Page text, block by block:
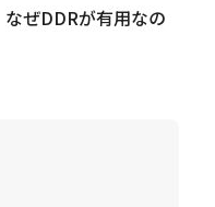
ぜDDRが有用なの